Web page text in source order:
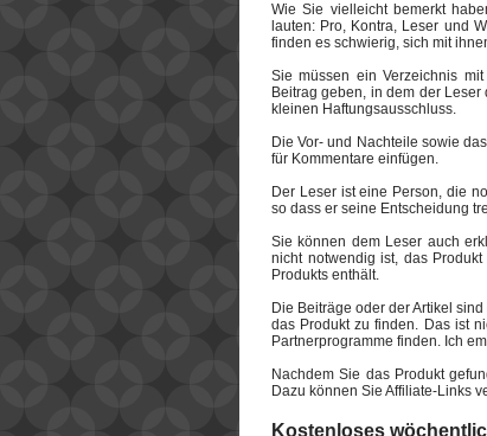
Wie Sie vielleicht bemerkt
lauten: Pro, Kontra, Leser und
finden es schwierig, sich mit
Sie müssen ein Verzeichnis
Beitrag geben, in dem der
kleinen Haftungsausschluss.
Die Vor- und Nachteile sowie
für Kommentare einfügen.
Der Leser ist eine Person, die
so dass er seine Entscheidung
Sie können dem Leser auch
nicht notwendig ist, das
Produkts enthält.
Die Beiträge oder der Artikel
das Produkt zu finden. Das ist
Partnerprogramme finden. Ich
Nachdem Sie das Produkt
Dazu können Sie Affiliate-Links
Kostenloses